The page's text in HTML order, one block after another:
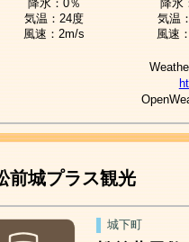
降水：0％
気温：24度
風速：2m/s
降水
気温
風速
前城プラス観光
城下町